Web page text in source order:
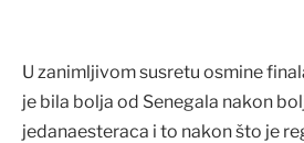
U zanimljivom susretu osmine
je bila bolja od Senegala nakon
jedanaesteraca i to nakon što je